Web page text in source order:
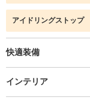
アイドリングストップ
快適装備
インテリア